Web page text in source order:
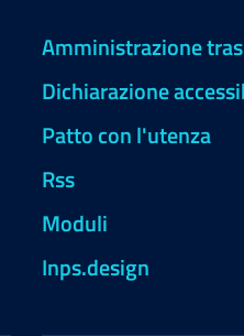
Amministrazione
Dichiarazione
Patto con l'utenza
Rss
Moduli
Inps.design